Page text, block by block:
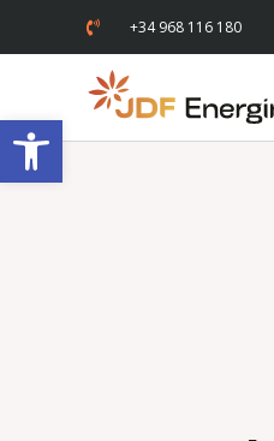
Abrir barra de herramientas
+34 968 116 180